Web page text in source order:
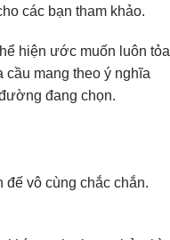
các bạn tham khảo.
hiện ước muốn luôn tỏa
mang theo ý nghĩa
đang chọn.
vô cùng chắc chắn.